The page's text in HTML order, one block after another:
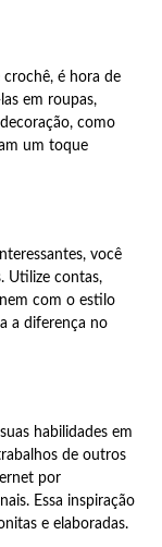
crochê, é hora de
em roupas,
como
um toque
você
Utilize contas,
com o estilo
a diferença no
habilidades em
de outros
por
Essa inspiração
e elaboradas.